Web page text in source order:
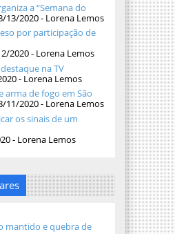
a “Semana do
13/2020- Lorena Lemos
por participação de
2020- Lorena Lemos
na TV
- Lorena Lemos
arma de fogo em São
11/2020- Lorena Lemos
os sinais de um
- Lorena Lemos
mantido e quebra de